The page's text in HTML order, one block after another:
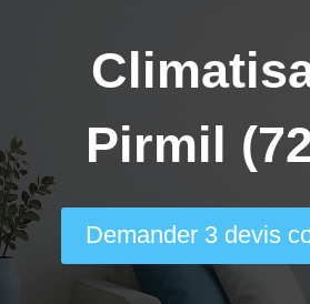
Pirmil
Demander 3 devis